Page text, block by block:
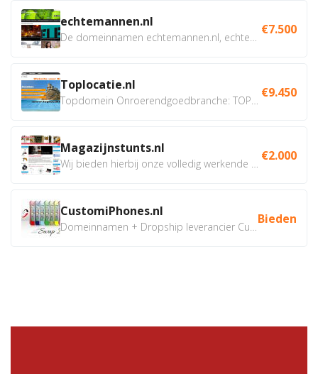
echtemannen.nl €7.500
Toplocatie.nl €9.450
Magazijnstunts.nl €2.000
CustomiPhones.nl Bieden